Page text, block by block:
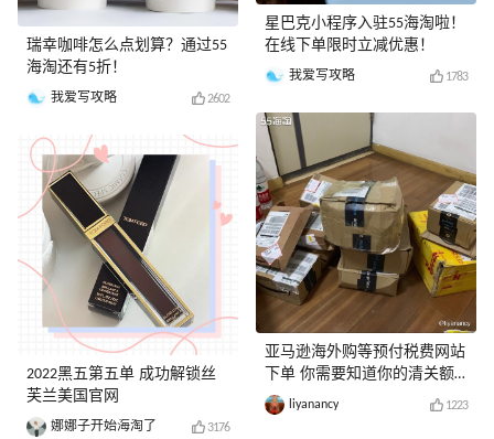
瑞幸咖啡怎么点划算？通过55
海淘还有5折！
我爱写攻略 2602
2022黑五第五单 成功解锁丝
芙兰美国官网
娜娜子开始海淘了 3176
星巴克小程序入驻55海淘啦！
在线下单限时立减优惠！
我爱写攻略 1783
亚马逊海外购等预付税费网站
下单 你需要知道你的清关额
度
liyanancy 1223